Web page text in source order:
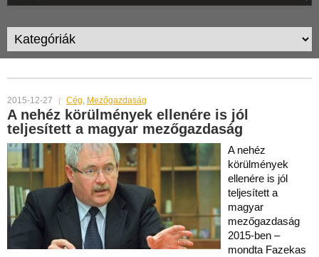
2015-12-27 Cég, Mezőgazdaság
A nehéz körülmények ellenére is jól
teljesített a magyar mezőgazdaság
A nehéz
körülmények
ellenére is jól
teljesített a
magyar
mezőgazdaság
2015-ben –
mondta Fazekas